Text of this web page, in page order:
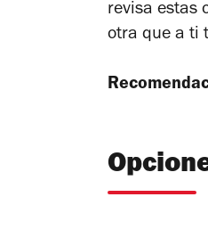
revisa estas
otra que a ti